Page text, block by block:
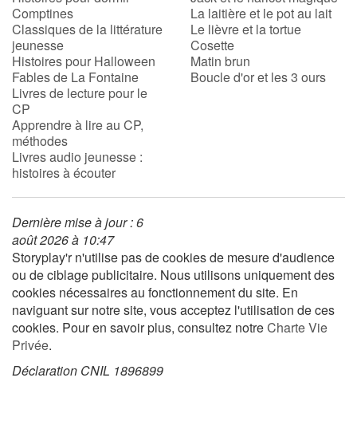
Comptines
Classiques de la littérature
jeunesse
Histoires pour Halloween
Fables de La Fontaine
Livres de lecture pour le
CP
Apprendre à lire au CP,
méthodes
Livres audio jeunesse :
histoires à écouter
La laitière et le pot au lait
Le lièvre et la tortue
Cosette
Matin brun
Boucle d'or et les 3 ours
Dernière mise à jour : 6
août 2026 à 10:47
Storyplay'r n'utilise pas de cookies de mesure d'audience
ou de ciblage publicitaire. Nous utilisons uniquement des
cookies nécessaires au fonctionnement du site. En
naviguant sur notre site, vous acceptez l'utilisation de ces
cookies. Pour en savoir plus, consultez notreCharte Vie
Privée.
Déclaration CNIL 1896899